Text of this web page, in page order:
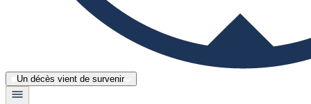
Un décès vient de survenir